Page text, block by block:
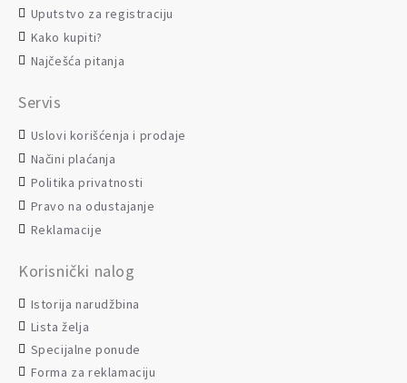
Uputstvo za registraciju
Kako kupiti?
Najčešća pitanja
Servis
Uslovi korišćenja i prodaje
Načini plaćanja
Politika privatnosti
Pravo na odustajanje
Reklamacije
Korisnički nalog
Istorija narudžbina
Lista želja
Specijalne ponude
Forma za reklamaciju